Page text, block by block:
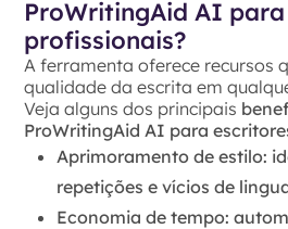
ProWritingAid AI
profissionais?
A ferramenta oferece recursos
qualidade da escrita em
Veja alguns dos principais
ProWritingAid AI para
Aprimoramento de estilo:
repetições e vícios de
Economia de tempo: